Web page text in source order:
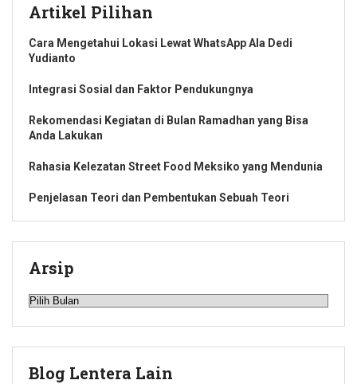
Artikel Pilihan
Cara Mengetahui Lokasi Lewat WhatsApp Ala Dedi
Yudianto
Integrasi Sosial dan Faktor Pendukungnya
Rekomendasi Kegiatan di Bulan Ramadhan yang Bisa
Anda Lakukan
Rahasia Kelezatan Street Food Meksiko yang Mendunia
Penjelasan Teori dan Pembentukan Sebuah Teori
Arsip
Arsip
Blog Lentera Lain